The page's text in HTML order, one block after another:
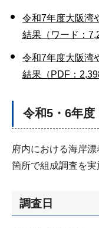
令和7年度大阪湾
結果（ワード：
令和7年度大阪湾
結果（PDF：
令和5・6年度
府内における海岸
箇所で組成調査を実
調査日